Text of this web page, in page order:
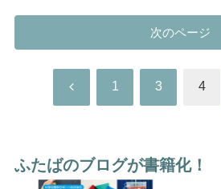
次のページ
前 1 3 4
ふたばのブログが書籍化！